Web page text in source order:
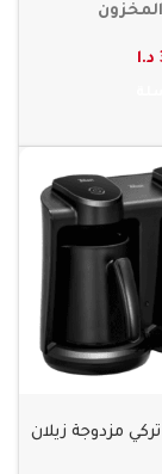
د.ا
مزدوجة زيلان